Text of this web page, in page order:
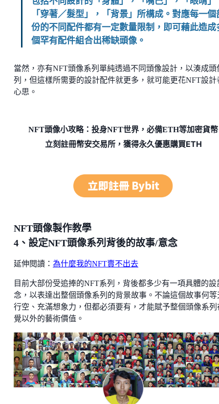
「穿著／髮型」，「背景」所構成。對應每一個
份的不同配件都有一定數量限制，即可藉此造成
個罕有配件組合出稀缺頭像。
當然，亦有NFT頭像系列單純透過不同頭像設計，以湊成頭
列，但這樣所需要的設計配件就更多，就可能更花NFT設計
心思。
NFT頭像小攻略：投身NFT世界，必備ETH等加密貨幣
立刻註冊幣安交易所，獲得永久優惠購買ETH
NFT頭像製作教學
4、設定NFT頭像系列背後的故事/意念
延伸閱讀： 為什麼我的NFT賣不出去
目前大部份受追捧的NFT系列，背後都多少有一項具體的設
念，以表達出整個頭像系列的背景故事。不論這個故事何等
行空、充滿想象力，但都必須要有，才能賦予整個頭像系列
覺以外的藝術價值。